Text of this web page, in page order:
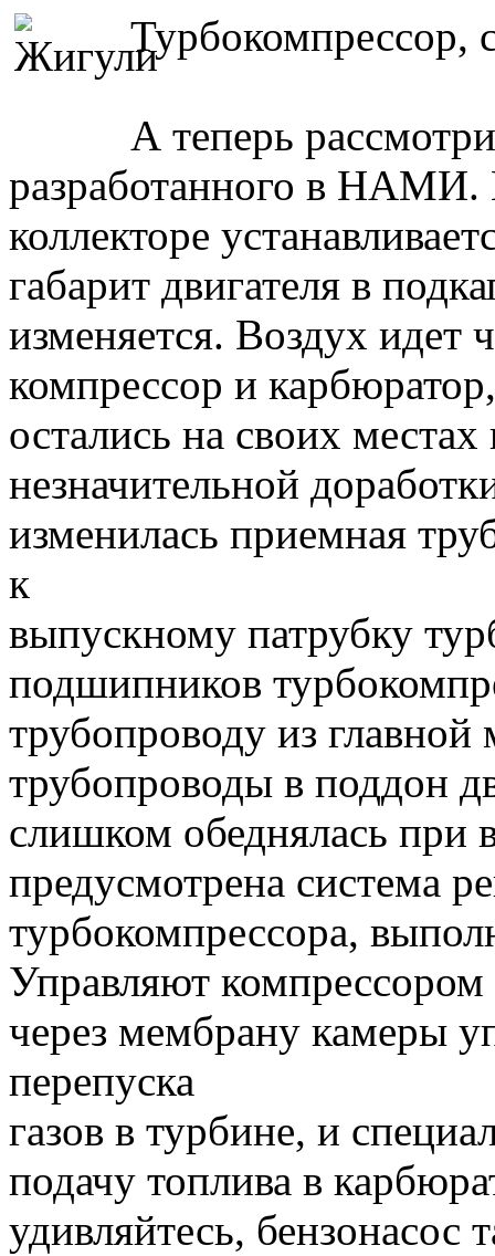
А теперь
разработанного в
коллекторе
габарит двигателя в
изменяется. Воздух идет
компрессор и
остались на своих
незначительной
изменилась приемная
к
выпускному патрубку
подшипников
трубопроводу из главной
трубопроводы в поддон
слишком обеднялась при
предусмотрена система
турбокомпрессора,
Управляют компрессором
через мембрану камеры
перепуска
газов в турбине, и
подачу топлива в
удивляйтесь, бензонасос